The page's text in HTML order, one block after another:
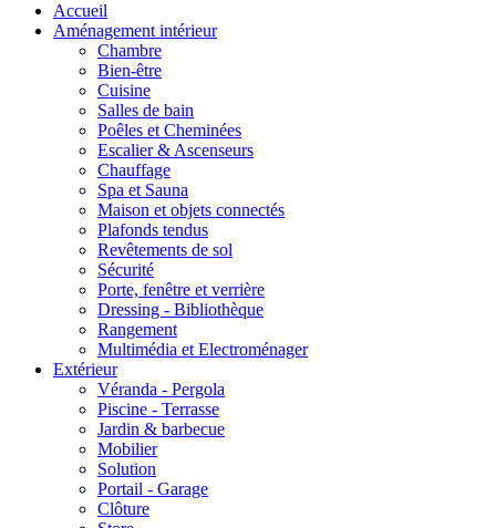
Accueil
Aménagement intérieur
Chambre
Bien-être
Cuisine
Salles de bain
Poêles et Cheminées
Escalier & Ascenseurs
Chauffage
Spa et Sauna
Maison et objets connectés
Plafonds tendus
Revêtements de sol
Sécurité
Porte, fenêtre et verrière
Dressing - Bibliothèque
Rangement
Multimédia et Electroménager
Extérieur
Véranda - Pergola
Piscine - Terrasse
Jardin & barbecue
Mobilier
Solution
Portail - Garage
Clôture